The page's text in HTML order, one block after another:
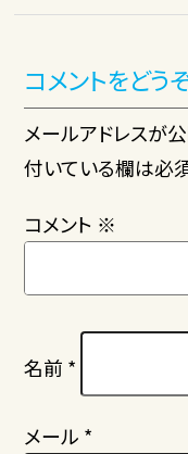
コメントをどう
メールアドレスが
付いている欄は必
コメント ※
名前 *
メール *